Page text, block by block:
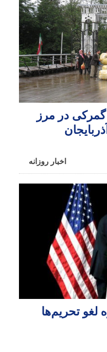
در مرز
اخبار روزانه
لغو تحریم‌ها